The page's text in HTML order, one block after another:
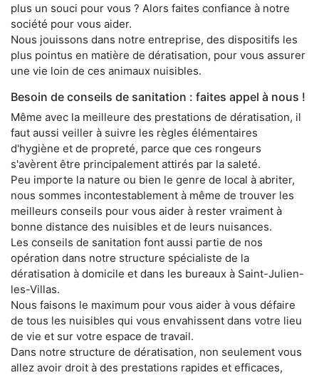
plus un souci pour vous ? Alors faites confiance à notre
société pour vous aider.
Nous jouissons dans notre entreprise, des dispositifs les
plus pointus en matière de dératisation, pour vous assurer
une vie loin de ces animaux nuisibles.
Besoin de conseils de sanitation : faites appel à nous !
Même avec la meilleure des prestations de dératisation, il
faut aussi veiller à suivre les règles élémentaires
d'hygiène et de propreté, parce que ces rongeurs
s'avèrent être principalement attirés par la saleté.
Peu importe la nature ou bien le genre de local à abriter,
nous sommes incontestablement à même de trouver les
meilleurs conseils pour vous aider à rester vraiment à
bonne distance des nuisibles et de leurs nuisances.
Les conseils de sanitation font aussi partie de nos
opération dans notre structure spécialiste de la
dératisation à domicile et dans les bureaux à Saint-Julien-
les-Villas.
Nous faisons le maximum pour vous aider à vous défaire
de tous les nuisibles qui vous envahissent dans votre lieu
de vie et sur votre espace de travail.
Dans notre structure de dératisation, non seulement vous
allez avoir droit à des prestations rapides et efficaces,